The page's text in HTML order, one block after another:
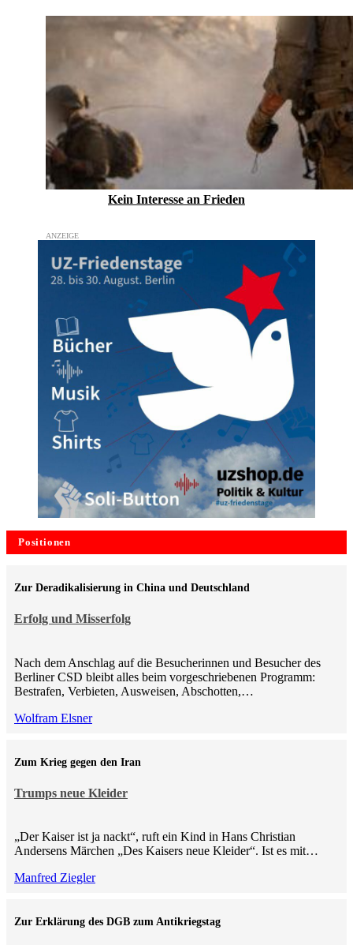
Kein Inte­resse an Frieden
Positionen
Erfolg und Misserfolg
Zur Deradikalisierung in China und Deutschland
Nach dem Anschlag auf die Besucherinnen und Besucher des
Berliner CSD bleibt alles beim vorgeschriebenen Programm:
Bestrafen, Verbieten, Ausweisen, Abschotten,…
Wolfram Elsner
Trumps neue Kleider
Zum Krieg gegen den Iran
„Der Kaiser ist ja nackt“, ruft ein Kind in Hans Christian
Andersens Märchen „Des Kaisers neue Kleider“. Ist es mit…
Manfred Ziegler
Zur Erklärung des DGB zum Antikriegstag